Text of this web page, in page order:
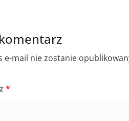
e-mail nie zostanie
*